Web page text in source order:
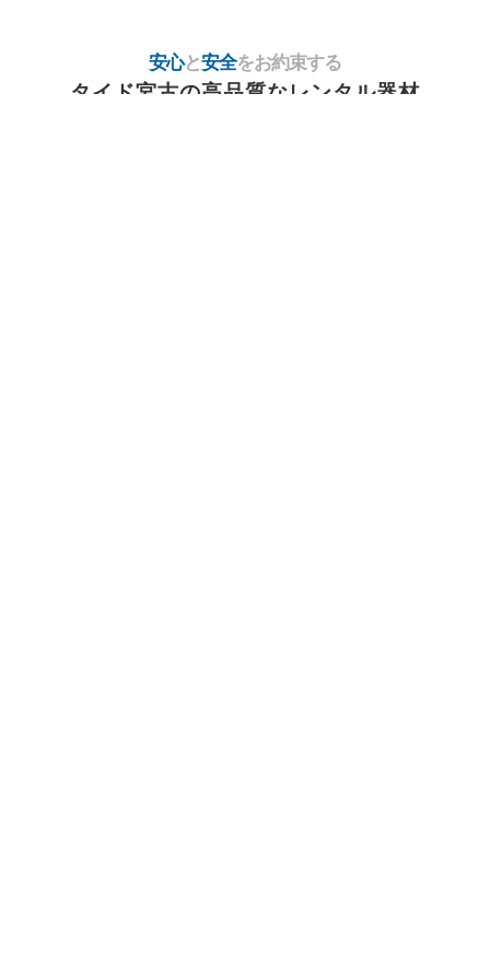
安心と安全をお約束する
タイド宮古の高品質なレンタル器材